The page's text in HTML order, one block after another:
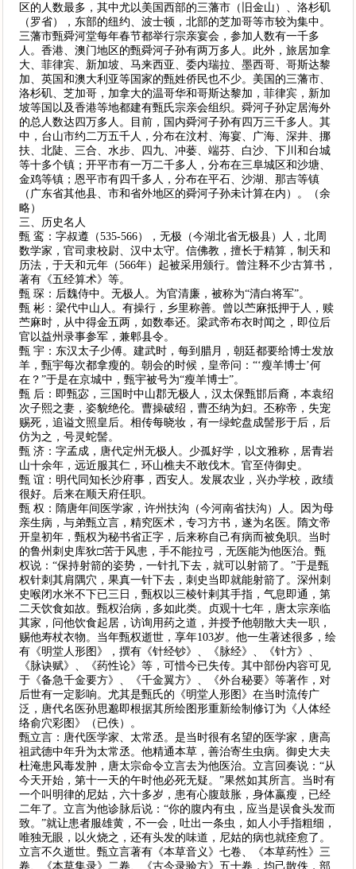
区的人数最多，其中尤以美国西部的三藩市（旧金山）、洛杉矶
（罗省），东部的纽约、波士顿，北部的芝加哥等市较为集中。
三藩市甄舜河堂每年春节都举行宗亲宴会，参加人数有一千多
人。香港、澳门地区的甄舜河子孙有两万多人。此外，旅居加拿
大、菲律宾、新加坡、马来西亚、委内瑞拉、墨西哥、哥斯达黎
加、英国和澳大利亚等国家的甄姓侨民也不少。美国的三藩市、
洛杉矶、芝加哥，加拿大的温哥华和哥斯达黎加，菲律宾，新加
坡等国以及香港等地都建有甄氏宗亲会组织。舜河子孙定居海外
的总人数达四万多人。目前，国内舜河子孙有四万三千多人。其
中，台山市约二万五千人，分布在汶村、海宴、广海、深井、挪
扶、北陡、三合、水步、四九、冲蒌、端芬、白沙、下川和台城
等十多个镇；开平市有一万二千多人，分布在三阜城区和沙塘、
金鸡等镇；恩平市有四千多人，分布在平石、沙湖、那吉等镇
（广东省其他县、市和省外地区的舜河子孙未计算在内）。（余
略）
三、历史名人
甄 鸾：字叔遵（535-566），无极（今湖北省无极县）人，北周
数学家，官司隶校尉、汉中太守。信佛教，擅长于精算，制天和
历法，于天和元年（566年）起被采用颁行。曾注释不少古算书，
著有《五经算术》等。
甄 琛：后魏侍中。无极人。为官清廉，被称为“清白将军”。
甄 彬：梁代中山人。有操行，乡里称善。曾以苎麻抵押于人，赎
苎麻时，从中得金五两，如数奉还。梁武帝布衣时闻之，即位后
官以益州录事参军，兼郫县令。
甄 宇：东汉太子少傅。建武时，每到腊月，朝廷都要给博士发放
羊，甄宇每次都拿瘦的。朝会的时候，皇帝问：“‘瘦羊博士’何
在？”于是在京城中，甄宇被号为“瘦羊博士”。
甄 后：即甄宓，三国时中山郡无极人，汉太保甄邯后裔，本袁绍
次子熙之妻，姿貌绝伦。曹操破绍，曹丕纳为妇。丕称帝，失宠
赐死，追谥文照皇后。相传每晓妆，有一绿蛇盘成髻形于后，后
仿为之，号灵蛇髻。
甄 济：字孟成，唐代定州无极人。少孤好学，以文雅称，居青岩
山十余年，远近服其仁，环山樵夫不敢伐木。官至侍御史。
甄 谊：明代同知长沙府事，西安人。发展农业，兴办学校，政绩
很好。后来在顺天府任职。
甄 权：隋唐年间医学家，许州扶沟（今河南省扶沟）人。因为母
亲生病，与弟甄立言，精究医术，专习方书，遂为名医。隋文帝
开皇初年，甄权为秘书省正字，后来称自己有病而被免职。当时
的鲁州刺史库狄□苦于风患，手不能拉弓，无医能为他医治。甄
权说：“保持射箭的姿势，一针扎下去，就可以射箭了。”于是甄
权针刺其肩隅穴，果真一针下去，刺史当即就能射箭了。深州刺
史喉闭水米不下已三日，甄权以三棱针剌其手指，气息即通，第
二天饮食如故。甄权治病，多如此类。贞观十七年，唐太宗亲临
其家，问他饮食起居，访询用药之道，并授予他朝散大夫一职，
赐他寿杖衣物。当年甄权逝世，享年103岁。他一生著述很多，绘
有《明堂人形图》，撰有《针经钞》、《脉经》、《针方》、
《脉诀赋》、《药性论》等，可惜今已失传。其中部份内容可见
于《备急千金要方》、《千金翼方》、《外台秘要》等著作，对
后世有一定影响。尤其是甄氏的《明堂人形图》在当时流传广
泛，唐代名医孙思邈即根据其所绘图形重新绘制修订为《人体经
络俞穴彩图》（已佚）。
甄立言：唐代医学家、太常丞。是当时很有名望的医学家，唐高
祖武德中年升为太常丞。他精通本草，善治寄生虫病。御史大夫
杜淹患风毒发肿，唐太宗命令立言去为他医治。立言回奏说：“从
今天开始，第十一天的午时他必死无疑。”果然如其所言。当时有
一个叫明律的尼姑，六十多岁，患有心腹鼓胀，身体嬴瘦，已经
二年了。立言为他诊脉后说：“你的腹内有虫，应当是误食头发而
致。”就让患者服雄黄，不一会，吐出一条虫，如人小手指粗细，
唯独无眼，以火烧之，还有头发的味道，尼姑的病也就痊愈了。
立言不久逝世。甄立言著有《本草音义》七卷、《本草药性》三
卷、《本草集录》二卷、《古今录验方》五十卷，均己散佚，部